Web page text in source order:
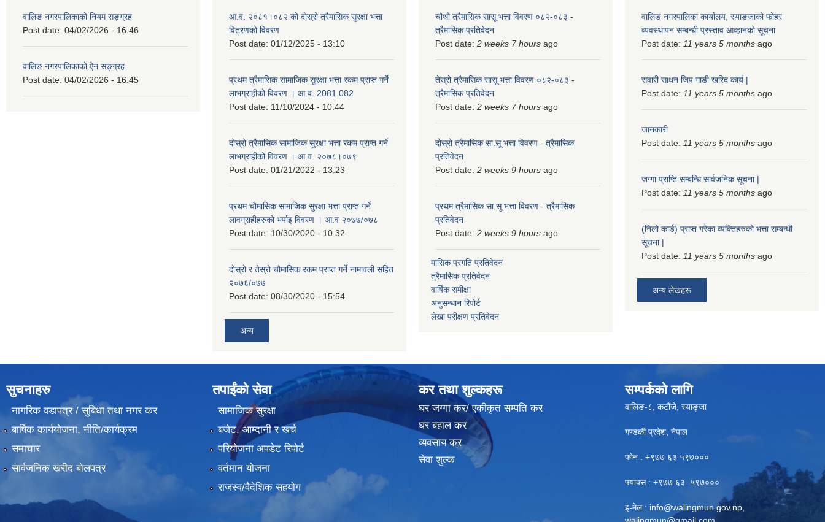
वालिङ नगरपालिकाको नियम सङ्ग्रह
Post date: 04/02/2026 - 16:46
वालिङ नगरपालिकाको ऐन सङ्ग्रह
Post date: 04/02/2026 - 16:45
आ.व. २०८१।०८२ को दोस्रो त्रैमासिक सुरक्षा भत्ता
वितरणको विवरण
Post date: 01/12/2025 - 13:10
प्रथम त्रैमासिक सामाजिक सुरक्षा भत्ता रकम प्राप्त गर्ने
लाभग्राहीको विवरण । आ.व. 2081.082
Post date: 11/10/2024 - 10:44
दोस्रो त्रैमासिक सामाजिक सुरक्षा भत्ता रकम प्राप्त गर्ने
लाभग्राहीको विवरण । आ.व. २०७८।०७९
Post date: 01/21/2022 - 13:23
प्रथम चौमासिक सामाजिक सुरक्षा भत्ता प्राप्त गर्ने
लावग्राहीहरुको भर्पाइ विवरण । आ.व २०७७/०७८
Post date: 10/30/2020 - 10:32
दोस्रो र तेस्रो चौमासिक रकम प्राप्त गर्ने नामावली सहित
२०७६/०७७
Post date: 08/30/2020 - 15:54
अन्य
चौथो त्रैमासिक सासू भत्ता विवरण ०८२-०८३ -
त्रैमासिक प्रतिवेदन
Post date: 2 weeks 7 hours ago
तेस्रो त्रैमासिक सासू भत्ता विवरण ०८२-०८३ -
त्रैमासिक प्रतिवेदन
Post date: 2 weeks 7 hours ago
दोस्रो त्रैमासिक सा.सू भत्ता विवरण - त्रैमासिक
प्रतिवेदन
Post date: 2 weeks 9 hours ago
प्रथम त्रैमासिक सा.सू भत्ता विवरण - त्रैमासिक
प्रतिवेदन
Post date: 2 weeks 9 hours ago
मासिक प्रगति प्रतिवेदन
त्रैमासिक प्रतिवेदन
वार्षिक समीक्षा
अनुसन्धान रिपोर्ट
लेखा परीक्षण प्रतिवेदन
वालिङ नगरपालिका कार्यालय, स्याङजाको फोहर
व्यवस्थापन सम्बन्धी प्रस्ताव आव्हानको सूचना
Post date: 11 years 5 months ago
सवारी साधन जिप गाडी खरिद कार्य |
Post date: 11 years 5 months ago
जानकारी
Post date: 11 years 5 months ago
जग्गा प्राप्ति सम्बन्धि सार्वजनिक सूचना |
Post date: 11 years 5 months ago
(निलो कार्ड) प्राप्त गरेका व्यक्तिहरुको भत्ता सम्बन्धी
सूचना |
Post date: 11 years 5 months ago
अन्य लेखहरू
सुचनाहरु
नागरिक वडापत्र / सुबिधा तथा नगर कर
बार्षिक कार्ययोजना, नीति/कार्यक्रम
समाचार
सार्वजनिक खरीद बोलपत्र
तपाईंको सेवा
सामाजिक सुरक्षा
बजेट, आम्दानी र खर्च
परियोजना अपडेट रिपोर्ट
वर्तमान योजना
राजस्व/वैदेशिक सहयोग
कर तथा शुल्कहरू
घर जग्गा कर/ एकीकृत सम्पति कर
घर बहाल कर
व्यवसाय कर
सेवा शुल्क
सम्पर्कको लागि
वालिङ-८, कटौंजे, स्याङ्जा
गण्डकी प्रदेश, नेपाल
फोन : +९७७ ६३ ५९७०००
फ्याक्स : +९७७ ६३ ५९७०००
इ-मेल : info@walingmun.gov.np